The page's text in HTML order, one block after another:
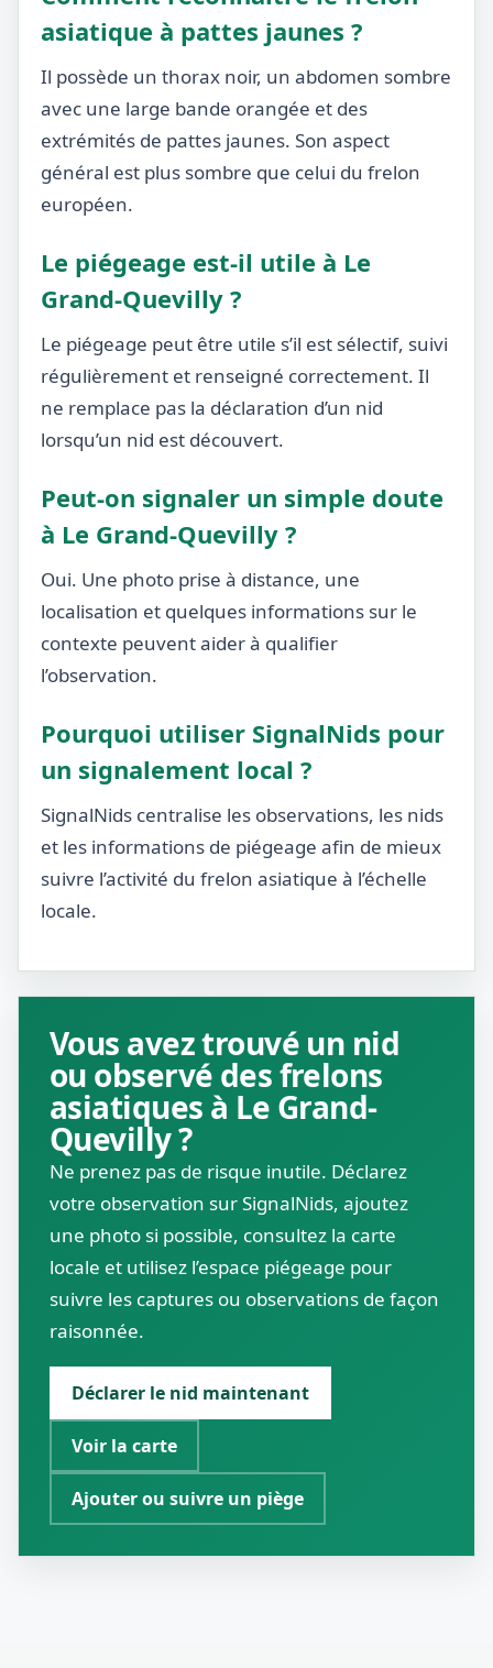
asiatique à pattes jaunes ?
Il possède un thorax noir, un abdomen sombre
avec une large bande orangée et des
extrémités de pattes jaunes. Son aspect
général est plus sombre que celui du frelon
européen.
Le piégeage est-il utile à Le
Grand-Quevilly ?
Le piégeage peut être utile s’il est sélectif, suivi
régulièrement et renseigné correctement. Il
ne remplace pas la déclaration d’un nid
lorsqu’un nid est découvert.
Peut-on signaler un simple doute
à Le Grand-Quevilly ?
Oui. Une photo prise à distance, une
localisation et quelques informations sur le
contexte peuvent aider à qualifier
l’observation.
Pourquoi utiliser SignalNids pour
un signalement local ?
SignalNids centralise les observations, les nids
et les informations de piégeage afin de mieux
suivre l’activité du frelon asiatique à l’échelle
locale.
Vous avez trouvé un nid
ou observé des frelons
asiatiques à Le Grand-
Quevilly ?
Ne prenez pas de risque inutile. Déclarez
votre observation sur SignalNids, ajoutez
une photo si possible, consultez la carte
locale et utilisez l’espace piégeage pour
suivre les captures ou observations de façon
raisonnée.
Déclarer le nid maintenant
Voir la carte
Ajouter ou suivre un piège